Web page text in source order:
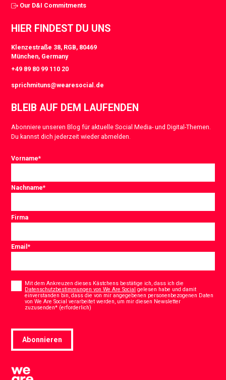
Our D&I Commitments
HIER FINDEST DU UNS
Klenzestraße 38, RGB, 80469
München, Germany
+49 89 80 99 110 20
sprichmituns@wearesocial.de
BLEIB AUF DEM LAUFENDEN
Abonniere unseren Blog für aktuelle Social Media- und Digital-Themen.
Du kannst dich jederzeit wieder abmelden.
Vorname*
Nachname*
Firma
Email*
Consent
Mit dem Ankreuzen dieses Kästchens bestätige ich, dass ich die
Datenschutzbestimmungen von We Are Social gelesen habe und damit
einverstanden bin, dass die von mir angegebenen personenbezogenen Daten
von We Are Social verarbeitet werden, um mir diesen Newsletter
zuzusenden* (erforderlich)
Abonnieren